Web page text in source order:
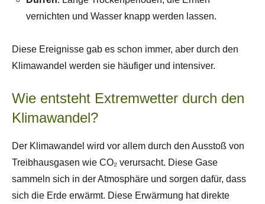
vernichten und Wasser knapp werden lassen.
Diese Ereignisse gab es schon immer, aber durch den
Klimawandel werden sie häufiger und intensiver.
Wie entsteht Extremwetter durch den
Klimawandel?
Der Klimawandel wird vor allem durch den Ausstoß von
Treibhausgasen wie CO₂ verursacht. Diese Gase
sammeln sich in der Atmosphäre und sorgen dafür, dass
sich die Erde erwärmt. Diese Erwärmung hat direkte